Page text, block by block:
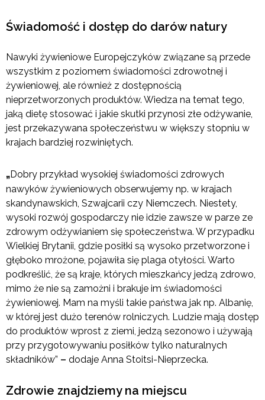
Świadomość i dostęp do darów natury
Nawyki żywieniowe Europejczyków związane są przede
wszystkim z poziomem świadomości zdrowotnej i
żywieniowej, ale również z dostępnością
nieprzetworzonych produktów. Wiedza na temat tego,
jaką dietę stosować i jakie skutki przynosi złe odżywanie,
jest przekazywana społeczeństwu w większy stopniu w
krajach bardziej rozwiniętych.
„Dobry przykład wysokiej świadomości zdrowych
nawyków żywieniowych obserwujemy np. w krajach
skandynawskich, Szwajcarii czy Niemczech. Niestety,
wysoki rozwój gospodarczy nie idzie zawsze w parze ze
zdrowym odżywianiem się społeczeństwa. W przypadku
Wielkiej Brytanii, gdzie posiłki są wysoko przetworzone i
głęboko mrożone, pojawiła się plaga otyłości. Warto
podkreślić, że są kraje, których mieszkańcy jedzą zdrowo,
mimo że nie są zamożni i brakuje im świadomości
żywieniowej. Mam na myśli takie państwa jak np. Albanię,
w której jest dużo terenów rolniczych. Ludzie mają dostęp
do produktów wprost z ziemi, jedzą sezonowo i używają
przy przygotowywaniu posiłków tylko naturalnych
składników” – dodaje Anna Stoitsi-Nieprzecka.
Zdrowie znajdziemy na miejscu